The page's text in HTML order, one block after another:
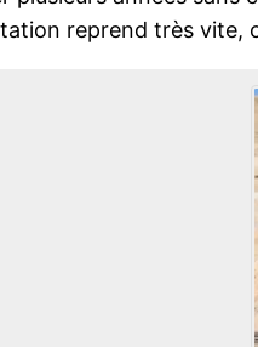
reprend très vite,